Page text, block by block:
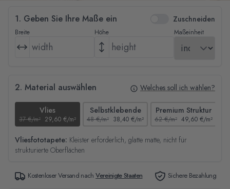
1. Geben Sie Ihre Maße ein Zuschneiden
Breite Höhe Maßeinheit
2. Material auswählen Welches soll ich wählen?
Vlies
37 €/m² 29,60 €/m²
Selbstklebende
48 €/m² 38,40 €/m²
Premium Struktur
62 €/m² 49,60 €/m²
Vliesfototapete: Kleister erforderlich, glatte matte, nicht für
strukturierte Oberflächen
Kostenloser Versand nachVereinigte Staaten Sichere Bezahlung